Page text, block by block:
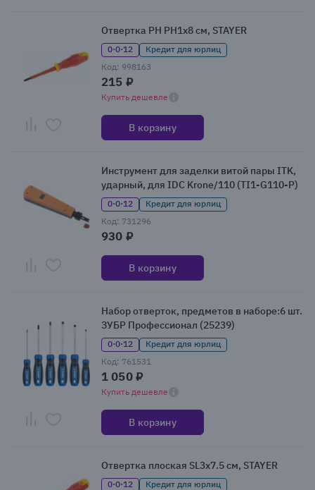
Отвертка PH PH1x8 см, STAYER
0·0·12
Кредит для юрлиц
Код: 998163
215 ₽
Купить дешевле
В корзину
Инструмент для заделки витой пары ITK,
ударный, для IDC Krone/110 (TI1-G110-P)
0·0·12
Кредит для юрлиц
Код: 731296
930 ₽
В корзину
Набор отверток, предметов в наборе:6 шт.
ЗУБР Профессионал (25239)
0·0·12
Кредит для юрлиц
Код: 761531
1 050 ₽
Купить дешевле
В корзину
Отвертка плоская SL3x7.5 см, STAYER
0·0·12
Кредит для юрлиц